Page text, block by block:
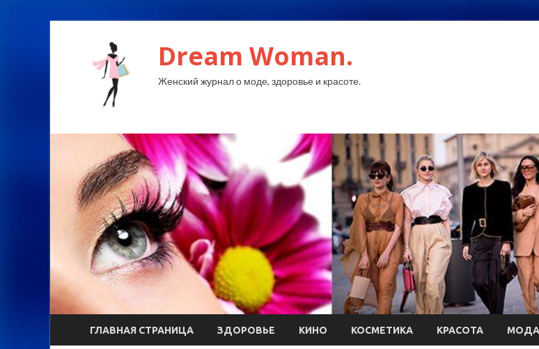
Dream Woman.
Женский журнал о моде, здоровье и красоте.
ГЛАВНАЯ СТРАНИЦА ЗДОРОВЬЕ КИНО КОСМЕТИКА КРАСОТА МОДА